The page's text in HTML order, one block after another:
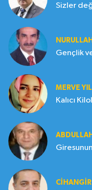
Sizler
MERVE
Kalıcı